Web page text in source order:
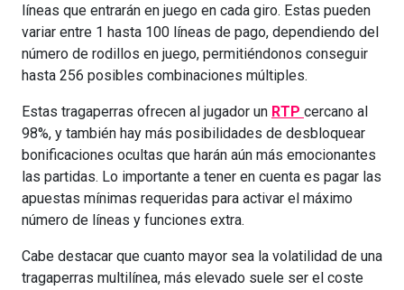
líneas que entrarán en juego en cada giro. Estas pueden
variar entre 1 hasta 100 líneas de pago, dependiendo del
número de rodillos en juego, permitiéndonos conseguir
hasta 256 posibles combinaciones múltiples.
Estas tragaperras ofrecen al jugador un RTP cercano al
98%, y también hay más posibilidades de desbloquear
bonificaciones ocultas que harán aún más emocionantes
las partidas. Lo importante a tener en cuenta es pagar las
apuestas mínimas requeridas para activar el máximo
número de líneas y funciones extra.
Cabe destacar que cuanto mayor sea la volatilidad de una
tragaperras multilínea, más elevado suele ser el coste